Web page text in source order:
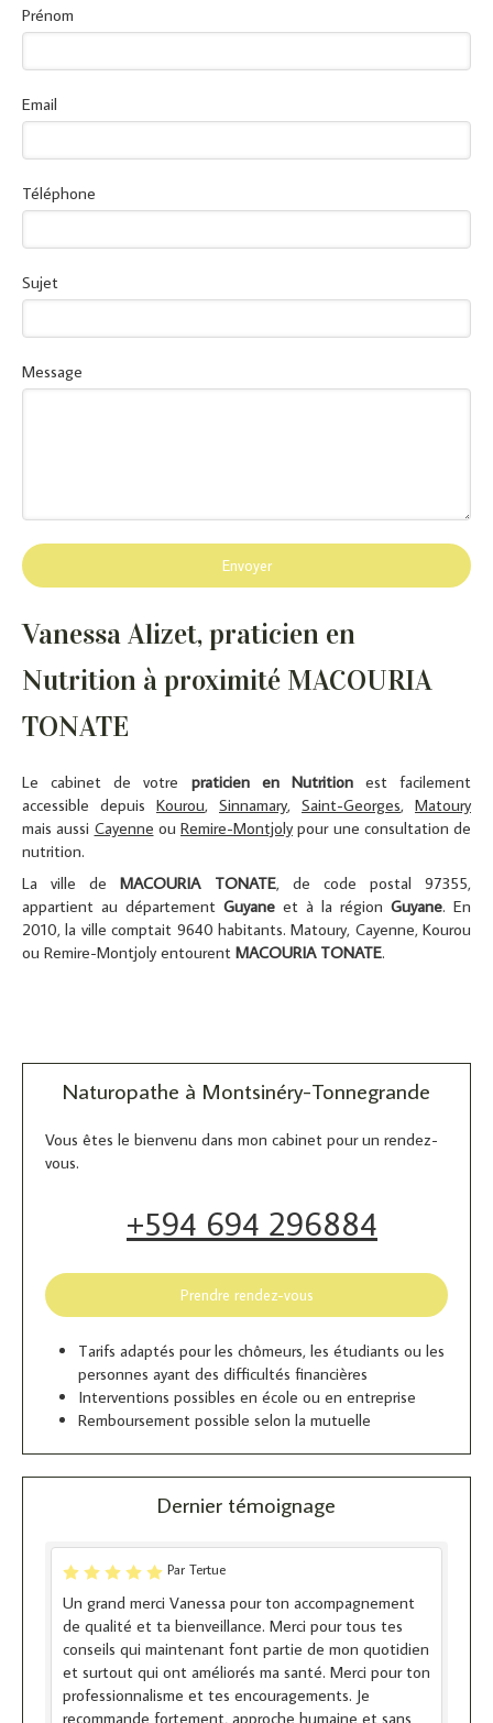
Prénom
Email
Téléphone
Sujet
Message
Envoyer
Vanessa Alizet, praticien en
Nutrition à proximité MACOURIA
TONATE
Le cabinet de votre praticien en Nutritionest facilement
accessible depuis Kourou, Sinnamary, Saint-Georges, Matoury
mais aussi Cayenne ou Remire-Montjoly pour une consultation de
nutrition.
La ville deMACOURIA TONATE, de code postal 97355,
appartient au département Guyane et à la région Guyane. En
2010, la ville comptait 9640 habitants. Matoury, Cayenne, Kourou
ou Remire-Montjoly entourent MACOURIA TONATE.
Naturopathe à Montsinéry-Tonnegrande
Vous êtes le bienvenu dans mon cabinet pour un rendez-
vous.
+594 694 296884
Prendre rendez-vous
Tarifs adaptés pour les chômeurs, les étudiants ou les
personnes ayant des difficultés financières
Interventions possibles en école ou en entreprise
Remboursement possible selon la mutuelle
Dernier témoignage
Par Tertue
Un grand merci Vanessa pour ton accompagnement
de qualité et ta bienveillance. Merci pour tous tes
conseils qui maintenant font partie de mon quotidien
et surtout qui ont améliorés ma santé. Merci pour ton
professionnalisme et tes encouragements. Je
recommande fortement, approche humaine et sans